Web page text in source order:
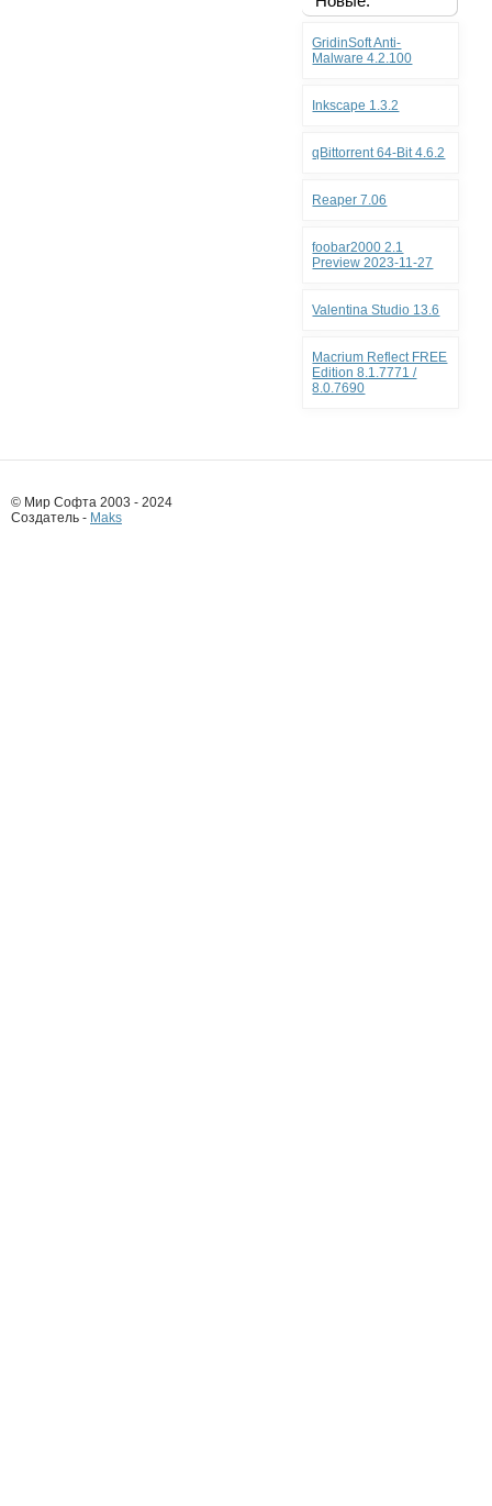
GridinSoft Anti-
Malware 4.2.100
Inkscape 1.3.2
qBittorrent 64-Bit 4.6.2
Reaper 7.06
foobar2000 2.1
Preview 2023-11-27
Valentina Studio 13.6
Macrium Reflect FREE
Edition 8.1.7771 /
8.0.7690
© Мир Софта 2003 - 2024
Создатель - Maks